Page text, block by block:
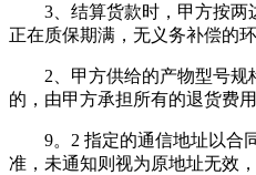
3、结算货款时，甲方按两
正在质保期满，无义务补偿的
2、甲方供给的产物型号规
的，由甲方承担所有的退货费
9。2 指定的通信地址以合
准，未通知则视为原地址无效